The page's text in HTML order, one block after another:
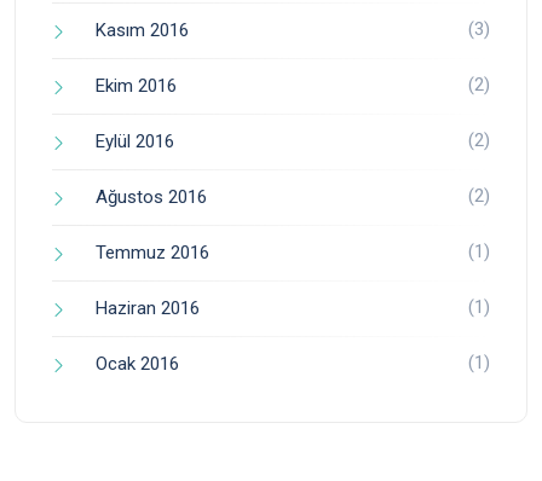
Kasım 2016 (3)
Ekim 2016 (2)
Eylül 2016 (2)
Ağustos 2016 (2)
Temmuz 2016 (1)
Haziran 2016 (1)
Ocak 2016 (1)